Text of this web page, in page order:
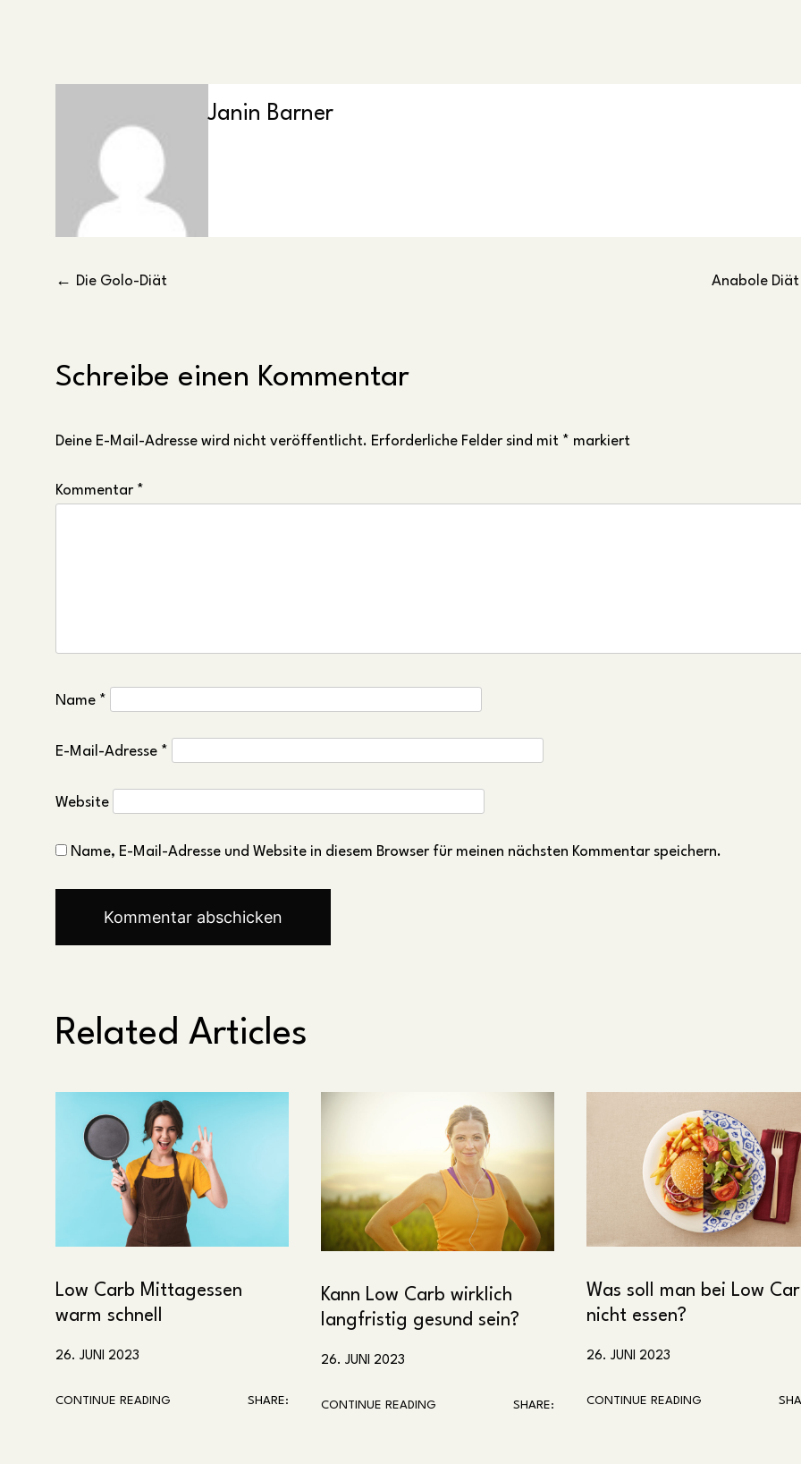
Janin Barner
Beitragsnavigation
Die Golo-Diät Anabole Diät
Schreibe einen Kommentar
Deine E-Mail-Adresse wird nicht veröffentlicht. Erforderliche Felder sind mit * markiert
Kommentar *
Name *
E-Mail-Adresse *
Website
Name, E-Mail-Adresse und Website in diesem Browser für meinen nächsten Kommentar speichern.
Related Articles
Low Carb Mittagessen
warm schnell
26. JUNI 2023
CONTINUE READING SHARE:
Kann Low Carb wirklich
langfristig gesund sein?
26. JUNI 2023
CONTINUE READING SHARE:
Was soll man bei Low
nicht essen?
26. JUNI 2023
CONTINUE READING